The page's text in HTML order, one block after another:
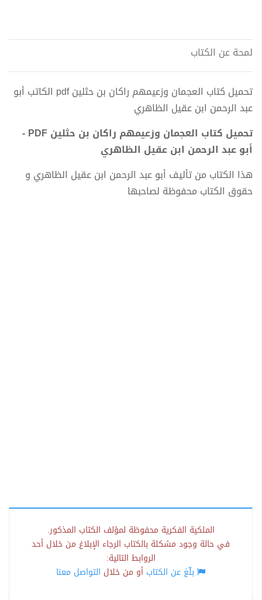
لمحة عن الكتاب
تحميل كتاب العجمان وزعيمهم راكان بن حثلين pdf الكاتب أبو
عبد الرحمن ابن عقيل الظاهري
تحميل كتاب العجمان وزعيمهم راكان بن حثلين PDF -
أبو عبد الرحمن ابن عقيل الظاهري
هذا الكتاب من تأليف أبو عبد الرحمن ابن عقيل الظاهري و
حقوق الكتاب محفوظة لصاحبها
الملكية الفكرية محفوظة لمؤلف الكتاب المذكور.
في حالة وجود مشكلة بالكتاب الرجاء الإبلاغ من خلال أحد
الروابط التالية:
بلّغ عن الكتاب أو من خلال التواصل معنا